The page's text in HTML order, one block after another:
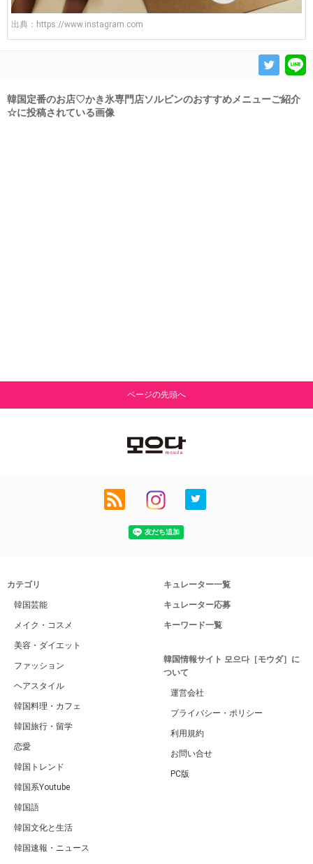
出典： https://www.instagram.com
韓国定番のお店♡かき氷専門店ソルビンのおすすめメニューご紹介
☆に投稿されている画像
ページの先頭へ
カテゴリ
韓国芸能
メイク・コスメ
美容・ダイエット
ファッション
ヘアスタイル
韓国料理・カフェ
韓国旅行・留学
恋愛
韓国トレンド
韓国系Youtube
韓国語
韓国文化と生活
韓国速報・ニュース
キュレーター一覧
キュレーター応募
キーワード一覧
韓国情報サイト 모으다［モウダ］に
ついて
運営会社
プライバシー・ポリシー
利用規約
お問い合せ
PC版